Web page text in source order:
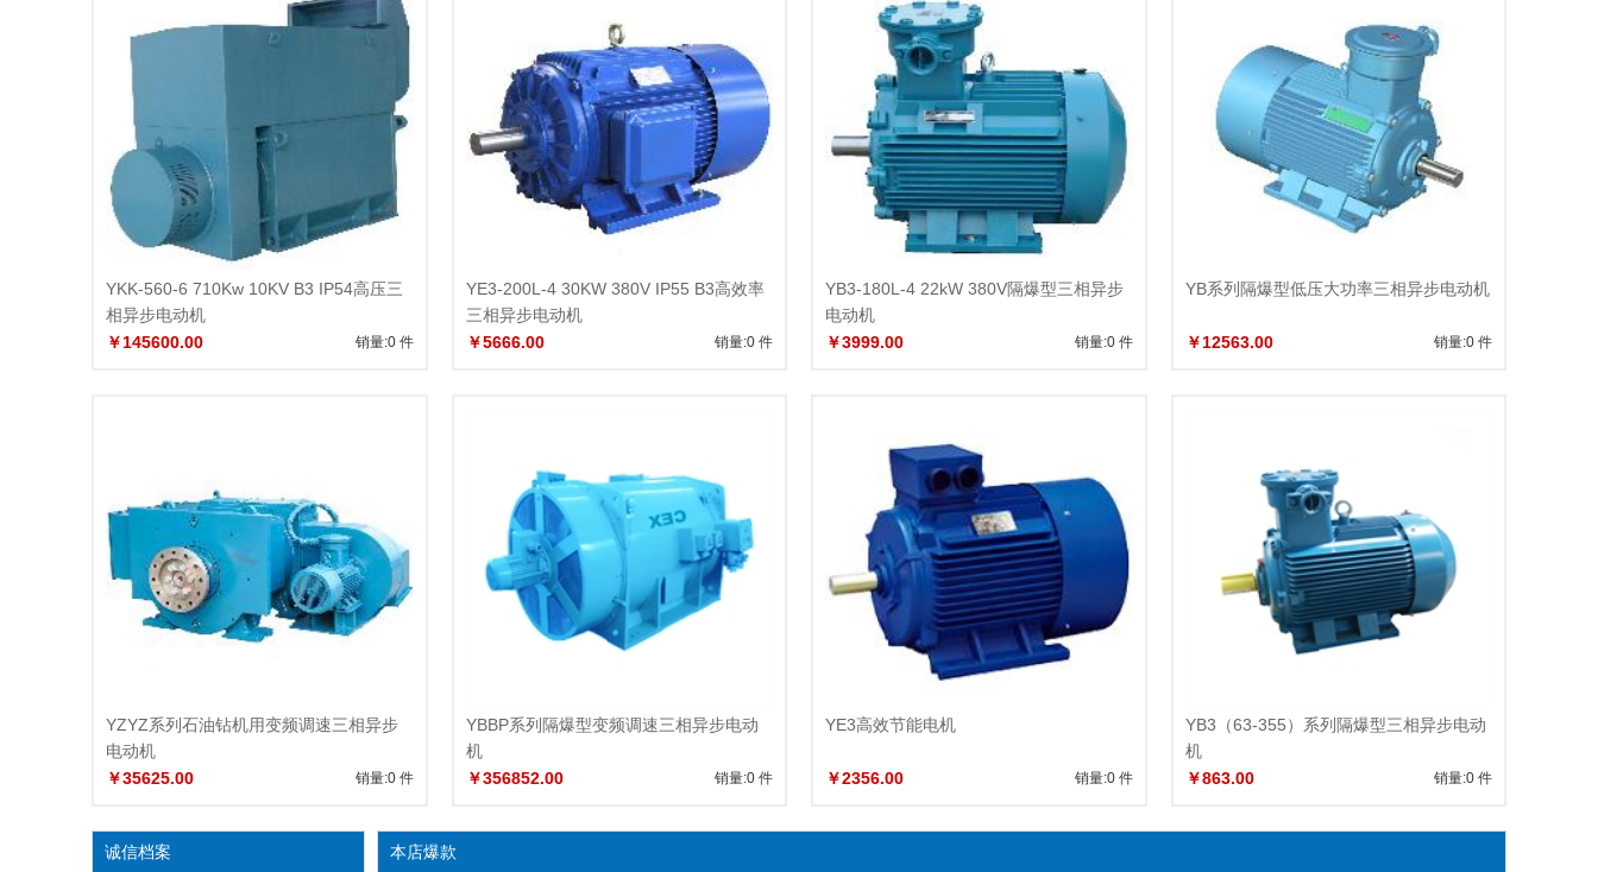
YKK-560-6 710Kw 10KV B3 IP54高压三
相异步电动机
￥145600.00
销量:0 件
YE3-200L-4 30KW 380V IP55 B3高效率
三相异步电动机
￥5666.00
销量:0 件
YB3-180L-4 22kW 380V隔爆型三相异步
电动机
￥3999.00
销量:0 件
YB系列隔爆型低压大功率三相异步电动机
￥12563.00 销量:0 件
YZYZ系列石油钻机用变频调速三相异步
电动机
￥35625.00
销量:0 件
YBBP系列隔爆型变频调速三相异步电动
机
￥356852.00
销量:0 件
YE3高效节能电机
￥2356.00 销量:0 件
YB3（63-355）系列隔爆型三相异步电动
机
￥863.00
销量:0 件
诚信档案 本店爆款